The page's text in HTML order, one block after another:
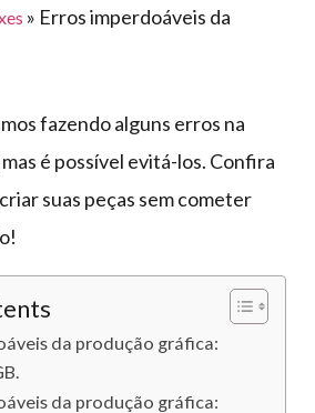
» Erros imperdoáveis da
fazendo alguns erros na
é possível evitá-los. Confira
suas peças sem cometer
da produção gráfica:
da produção gráfica: